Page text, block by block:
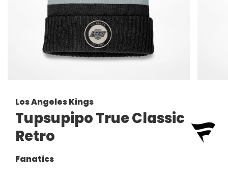
Los Angeles Kings
Tupsupipo True Classic
Retro
Fanatics